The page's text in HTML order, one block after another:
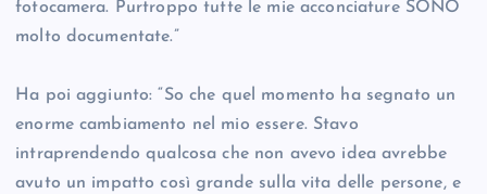
fotocamera. Purtroppo tutte le mie acconciature SONO
molto documentate.”
Ha poi aggiunto: “So che quel momento ha segnato un
enorme cambiamento nel mio essere. Stavo
intraprendendo qualcosa che non avevo idea avrebbe
avuto un impatto così grande sulla vita delle persone, e